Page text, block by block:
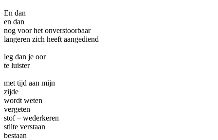
En dan
en dan
nog voor het onverstoorbaar
langeren zich heeft aangediend
leg dan je oor
te luister
met tijd aan mijn
zijde
wordt weten
vergeten
stof – wederkeren
stilte verstaan
bestaan